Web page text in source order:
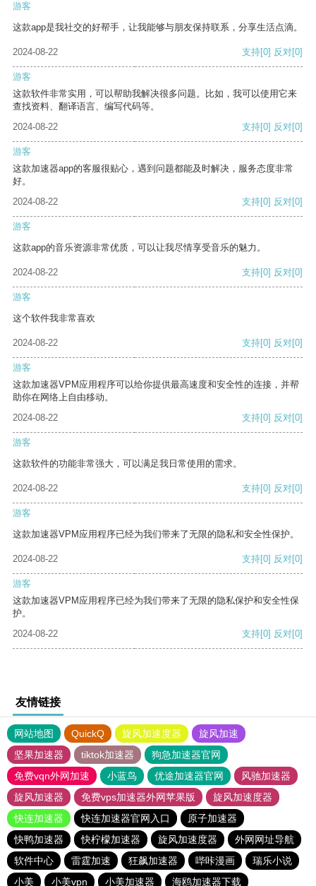
游客
这款app是我社交的好帮手，让我能够与朋友保持联系，分享生活点滴。
2024-08-22 支持[0] 反对[0]
游客
这款软件非常实用，可以帮助我解决很多问题。比如，我可以使用它来
查找资料、翻译语言、编写代码等。
2024-08-22
支持[0] 反对[0]
游客
这款加速器app的客服很贴心，遇到问题都能及时解决，服务态度非常
好。
2024-08-22
支持[0] 反对[0]
游客
这款app的音乐资源非常优质，可以让我尽情享受音乐的魅力。
2024-08-22 支持[0] 反对[0]
游客
这个软件我非常喜欢
2024-08-22 支持[0] 反对[0]
游客
这款加速器VPM应用程序可以给你提供最高速度和安全性的连接，并帮
助你在网络上自由移动。
2024-08-22
支持[0] 反对[0]
游客
这款软件的功能非常强大，可以满足我日常使用的需求。
2024-08-22 支持[0] 反对[0]
游客
这款加速器VPM应用程序已经为我们带来了无限的隐私和安全性保护。
2024-08-22 支持[0] 反对[0]
游客
这款加速器VPM应用程序已经为我们带来了无限的隐私保护和安全性保
护。
2024-08-22
支持[0] 反对[0]
友情链接
网站地图 QuickQ 旋风加速度器
旋风加速
坚果加速器
tiktok加速器
狗急加速器官网
免费vqn外网加速
小蓝鸟 优途加速器官网
风驰加速器
旋风加速器
免费vps加速器外网苹果版
旋风加速度器
快连加速器
快连加速器官网入口
原子加速器
快鸭加速器
快柠檬加速器 旋风加速度器
外网网址导航
软件中心
雷霆加速 狂飙加速器 哔咔漫画
瑞乐小说
小美
小美vpn 小美加速器 海鸥加速器下载